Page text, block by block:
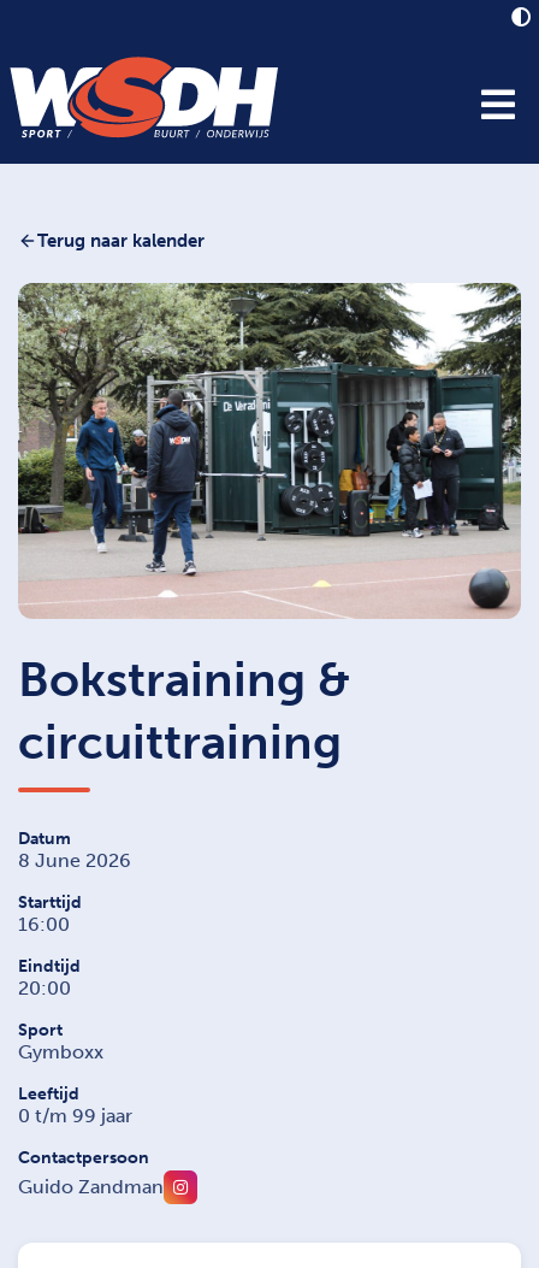
Terug naar kalender
Bokstraining &
circuittraining
Datum
8 June 2026
Starttijd
16:00
Eindtijd
20:00
Sport
Gymboxx
Leeftijd
0 t/m 99 jaar
Contactpersoon
Guido Zandman